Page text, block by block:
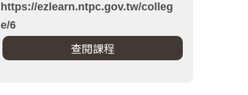
https://ezlearn.ntpc.gov.tw/colleg
e/6